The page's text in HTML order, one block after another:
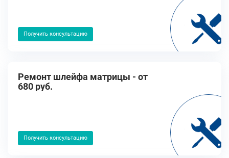
Получить консультацию
Ремонт шлейфа матрицы - от
680 руб.
Получить консультацию